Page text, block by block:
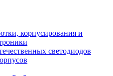
корпусирования и
светодиодов